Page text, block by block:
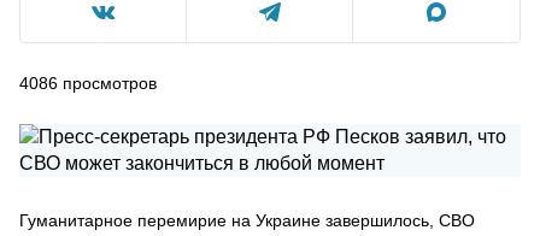
4086 просмотров
Гуманитарное перемирие на Украине завершилось, СВО